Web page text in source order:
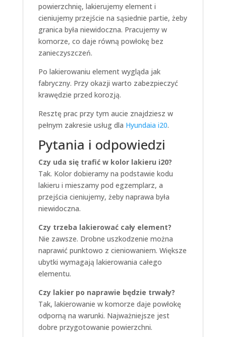
powierzchnię, lakierujemy element i
cieniujemy przejście na sąsiednie partie, żeby
granica była niewidoczna. Pracujemy w
komorze, co daje równą powłokę bez
zanieczyszczeń.
Po lakierowaniu element wygląda jak
fabryczny. Przy okazji warto zabezpieczyć
krawędzie przed korozją.
Resztę prac przy tym aucie znajdziesz w
pełnym zakresie usług dla Hyundaia i20.
Pytania i odpowiedzi
Czy uda się trafić w kolor lakieru i20?
Tak. Kolor dobieramy na podstawie kodu
lakieru i mieszamy pod egzemplarz, a
przejścia cieniujemy, żeby naprawa była
niewidoczna.
Czy trzeba lakierować cały element?
Nie zawsze. Drobne uszkodzenie można
naprawić punktowo z cieniowaniem. Większe
ubytki wymagają lakierowania całego
elementu.
Czy lakier po naprawie będzie trwały?
Tak, lakierowanie w komorze daje powłokę
odporną na warunki. Najważniejsze jest
dobre przygotowanie powierzchni.